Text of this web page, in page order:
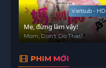
Vietsub - HD
Mẹ, đừng làm vậy!
Mom, Don't Do That!
PHIM MỚI